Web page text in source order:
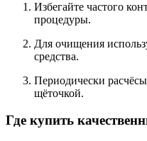
Избегайте частого
процедуры.
Для очищения
средства.
Периодически
щёточкой.
Где купить